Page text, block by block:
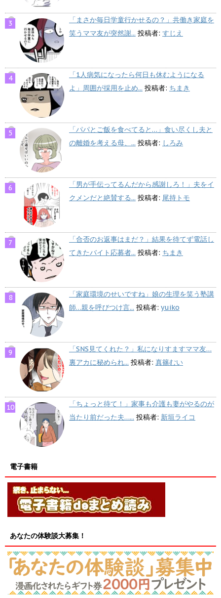
「まさか毎日学童行かせるの？」共働き家庭を
笑うママ友が突然謝... 投稿者: すじえ
「1人病気になったら何日も休むようになる
よ」周囲が採用を止め... 投稿者: ちまき
「パパとご飯を食べてると…」食い尽くし夫と
の離婚を考える母、... 投稿者: しろみ
「男が手伝ってるんだから感謝しろ！」夫をイ
クメンだと絶賛する... 投稿者: 尾持トモ
「合否のお返事はまだ？」結果を待てず電話し
てきたバイト応募者... 投稿者: ちまき
「家庭環境のせいですね」娘の生理を笑う塾講
師…親を呼びつけ言... 投稿者: yuiko
「SNS見てくれた？」私になりすますママ友…
裏アカに秘められ... 投稿者: 真篠むい
「ちょっと待て！」家事も介護も妻がやるのが
当たり前だった夫…... 投稿者: 新垣ライコ
電子書籍
あなたの体験談大募集！